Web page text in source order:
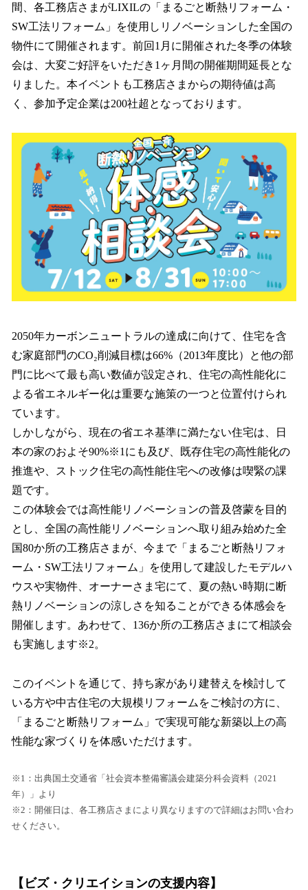
間、各⼯務店さまがLIXILの「まるごと断熱リフォーム・
SW⼯法リフォーム」を使⽤しリノベーションした全国の
物件にて開催されます。前回1月に開催された冬季の体験
会は、大変ご好評をいただき1ヶ月間の開催期間延長とな
りました。本イベントも工務店さまからの期待値は高
く、参加予定企業は200社超となっております。
2050年カーボンニュートラルの達成に向けて、住宅を含
む家庭部門のCO₂削減目標は66%（2013年度比）と他の部
門に比べて最も高い数値が設定され、住宅の高性能化に
よる省エネルギー化は重要な施策の一つと位置付けられ
ています。
しかしながら、現在の省エネ基準に満たない住宅は、日
本の家のおよそ90%※1にも及び、既存住宅の高性能化の
推進や、ストック住宅の高性能住宅への改修は喫緊の課
題です。
この体験会では高性能リノベーションの普及啓蒙を目的
とし、全国の高性能リノベーションへ取り組み始めた全
国80か所の工務店さまが、今まで「まるごと断熱リフォ
ーム・SW工法リフォーム」を使用して建設したモデルハ
ウスや実物件、オーナーさま宅にて、夏の熱い時期に断
熱リノベーションの涼しさを知ることができる体感会を
開催します。あわせて、136か所の工務店さまにて相談会
も実施します※2。
このイベントを通じて、持ち家があり建替えを検討して
いる方や中古住宅の大規模リフォームをご検討の方に、
「まるごと断熱リフォーム」で実現可能な新築以上の高
性能な家づくりを体感いただけます。
※1：出典国土交通省「社会資本整備審議会建築分科会資料（2021
年）」より
※2：開催日は、各工務店さまにより異なりますので詳細はお問い合わ
せください。
【ビズ・クリエイションの支援内容】